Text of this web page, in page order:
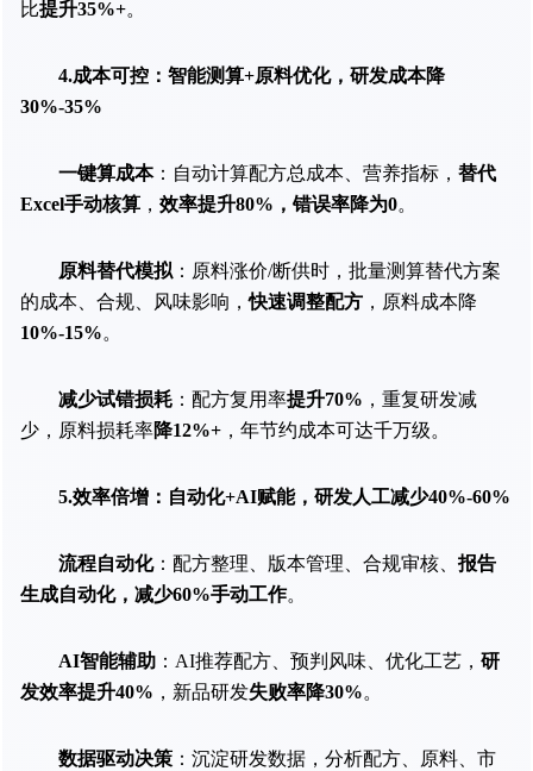
比提升35%+。
4.成本可控：智能测算+原料优化，研发成本降
30%-35%
一键算成本：自动计算配方总成本、营养指标， 替代
Excel手动核算 ， 效率提升80%，错误率降为0。
原料替代模拟：原料涨价/断供时，批量测算替代方案
的成本、合规、风味影响，快速调整配方 ，原料成本降
10%-15%。
减少试错损耗 ：配方复用率提升70% ，重复研发减
少，原料损耗率降12%+ ，年节约成本可达千万级。
5.效率倍增：自动化+AI赋能，研发人工减少40%-60%
流程自动化：配方整理、版本管理、合规审核、报告
生成自动化，减少60%手动工作。
AI智能辅助 ：AI推荐配方、预判风味、优化工艺， 研
发效率提升40% ，新品研发失败率降30%。
数据驱动决策 ：沉淀研发数据，分析配方、原料、市